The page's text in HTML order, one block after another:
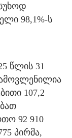
98,1%-ს
წლის 31
107,2
92 910
პირმა,